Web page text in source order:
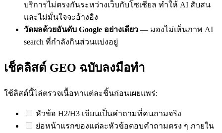
บริการไม่ตรงกันระหว่างเว็บกับโซเชียล ทำให้ AI สับสน
และไม่มั่นใจจะอ้างอิง
วัดผลด้วยอันดับ Google อย่างเดียว — มองไม่เห็นภาพ AI
search ที่กำลังกินส่วนแบ่งอยู่
เช็คลิสต์ GEO ฉบับลงมือทำ
ใช้ลิสต์นี้ไล่ตรวจเนื้อหาแต่ละชิ้นก่อนเผยแพร่:
หัวข้อ H2/H3 เขียนเป็นคำถามที่คนถามจริง
ย่อหน้าแรกของแต่ละหัวข้อตอบคำถามตรง ๆ ภายใน